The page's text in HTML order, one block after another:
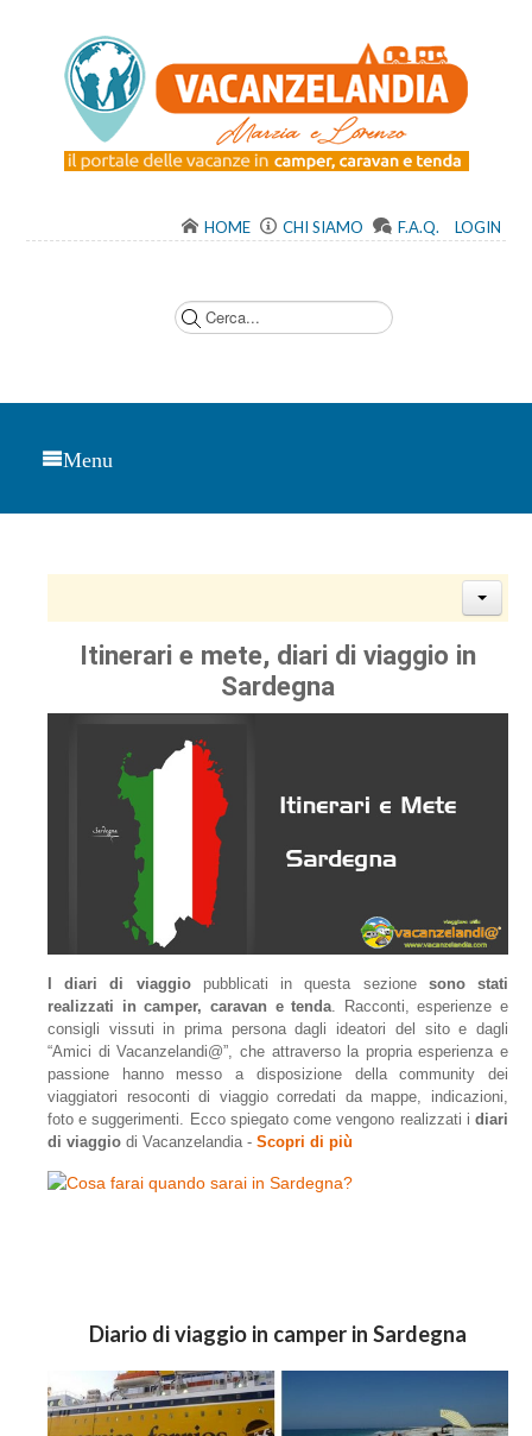
HOME CHI SIAMO F.A.Q. LOGIN
Menu
Itinerari e mete, diari di viaggio in
Sardegna
I diari di viaggiopubblicati in questa sezione sono stati
realizzati in camper, caravan e tenda. Racconti, esperienze e
consigli vissuti in prima persona dagli ideatori del sito e dagli
“Amici di Vacanzelandi@”, che attraverso la propria esperienza e
passione hanno messo a disposizione della community dei
viaggiatori resoconti di viaggio corredati da mappe, indicazioni,
foto e suggerimenti. Ecco spiegato come vengono realizzati i diari
di viaggio di Vacanzelandia - Scopri di più
Diario di viaggio in camper in Sardegna